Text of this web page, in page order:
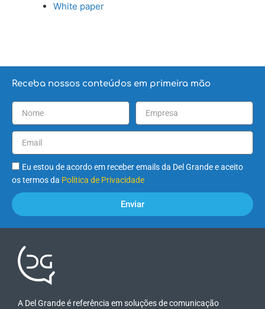
White paper
Receba nossos conteúdos em primeira mão
Eu estou de acordo em receber emails da Del Grande e aceito
os termos da Política de Privacidade
Enviar
A Del Grande é referência em soluções de comunicação